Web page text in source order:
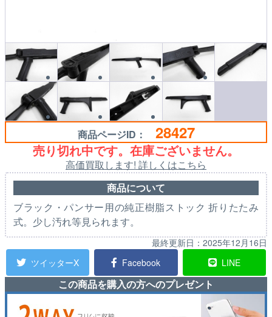
商品ページID： 28427
売り切れ中です。在庫ございません。
高価買取します! 詳しくはこちら
商品について
ブラック・パンサー用の純正樹脂ストック 折りたたみ
式。少し汚れ等見られます。
最終更新日： 2025年12月16日
ツイッターX
Facebook LINE
この商品を購入の方へのプレゼント